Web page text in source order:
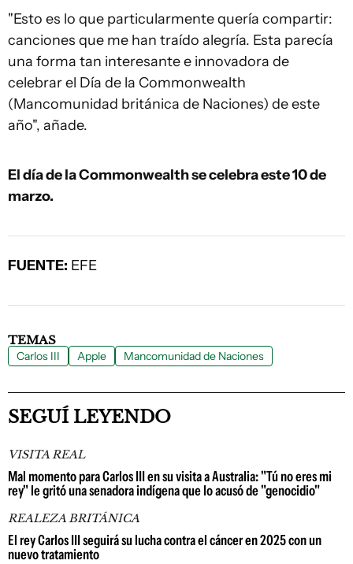
"Esto es lo que particularmente quería compartir:
canciones que me han traído alegría. Esta parecía
una forma tan interesante e innovadora de
celebrar el Día de la Commonwealth
(Mancomunidad británica de Naciones) de este
año", añade.
El día de la Commonwealth se celebra este 10 de
marzo.
FUENTE: EFE
TEMAS
Carlos III Apple Mancomunidad de Naciones
SEGUÍ LEYENDO
VISITA REAL
Mal momento para Carlos III en su visita a Australia: "Tú no eres mi
rey" le gritó una senadora indígena que lo acusó de "genocidio"
REALEZA BRITÁNICA
El rey Carlos III seguirá su lucha contra el cáncer en 2025 con un
nuevo tratamiento